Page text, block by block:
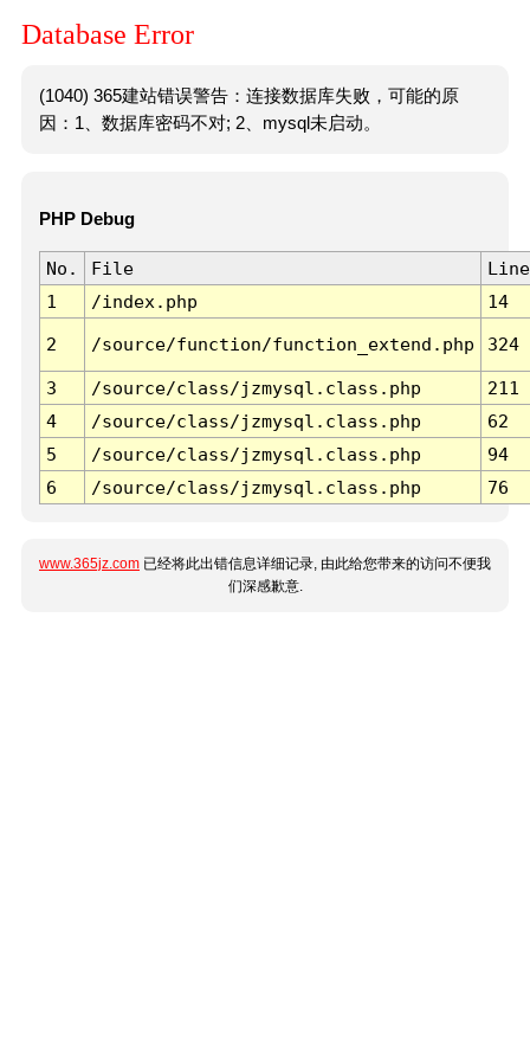
Database Error
(1040) 365建站错误警告：连接数据库失败，可能的原
因：1、数据库密码不对; 2、mysql未启动。
PHP Debug
No. File
Line
1
/index.php 14
2 /source/function/function_extend.php 324
3 /source/class/jzmysql.class.php
211
4
/source/class/jzmysql.class.php
62
5
/source/class/jzmysql.class.php
94
6
/source/class/jzmysql.class.php 76
www.365jz.com 已经将此出错信息详细记录, 由此给您带来的访问不便我
们深感歉意.